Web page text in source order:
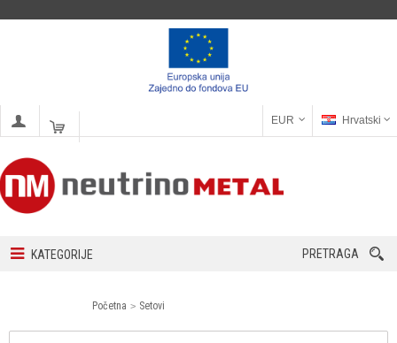
EUR Hrvatski
KATEGORIJE PRETRAGA
Početna Setovi